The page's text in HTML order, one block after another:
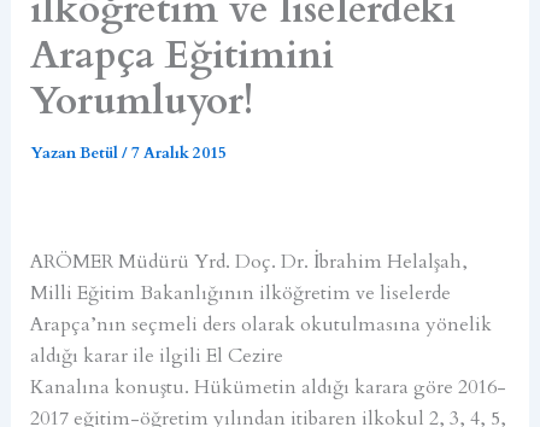
Arapça Eğitimini
Yorumluyor!
YazanBetül/7 Aralık 2015
ARÖMER Müdürü Yrd. Doç. Dr. İbrahim Helalşah,
Milli Eğitim Bakanlığının ilköğretim ve liselerde
Arapça’nın seçmeli ders olarak okutulmasına yönelik
aldığı karar ile ilgili El Cezire
Kanalına konuştu. Hükümetin aldığı karara göre 2016-
2017 eğitim-öğretim yılından itibaren ilkokul 2, 3, 4, 5,